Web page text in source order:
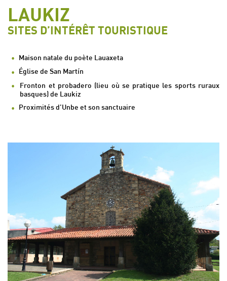
LAUKIZ
SITES D’INTÉRÊT TOURISTIQUE
Maison natale du poète Lauaxeta
Église de San Martín
Fronton et probadero (lieu où se pratique les sports ruraux
basques) de Laukiz
Proximités d’Unbe et son sanctuaire